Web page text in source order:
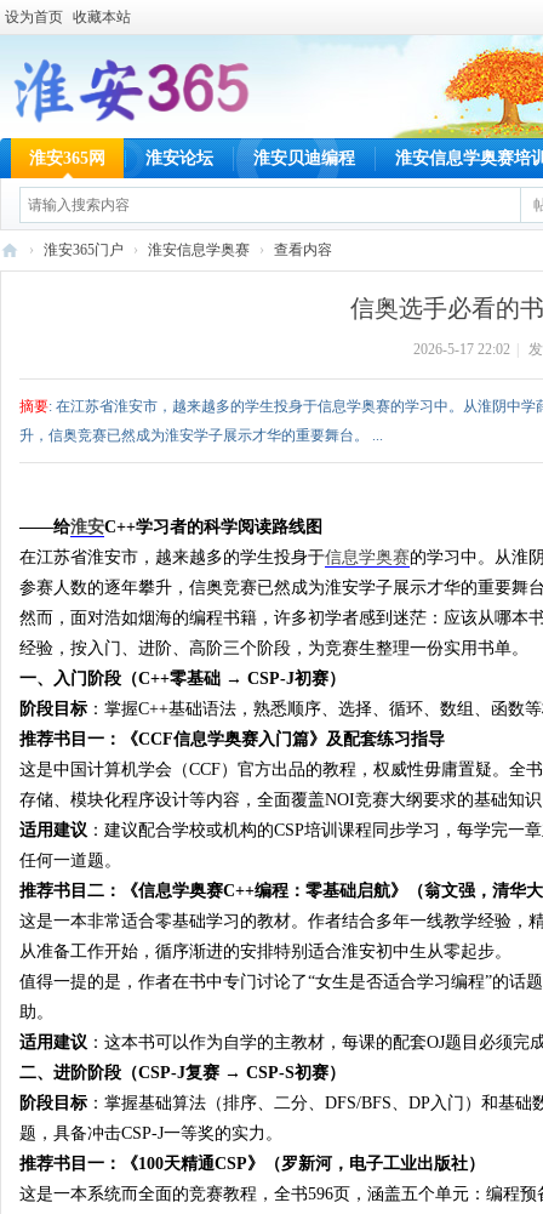
设为首页 收藏本站
淮安365网 淮安论坛 淮安贝迪编程 淮安信息学奥赛培
› 淮安365门户 › 淮安信息学奥赛 › 查看内容
信奥选手必看的
2026-5-17 22:02
摘要: 在江苏省淮安市，越来越多的学生投身于信息学奥赛的学习中。从淮阴中
升，信奥竞赛已然成为淮安学子展示才华的重要舞台。 ...
——给淮安C++学习者的科学阅读路线图
在江苏省淮安市，越来越多的学生投身于信息学奥赛的学习中。从淮
参赛人数的逐年攀升，信奥竞赛已然成为淮安学子展示才华的重要舞
然而，面对浩如烟海的编程书籍，许多初学者感到迷茫：应该从哪本
经验，按入门、进阶、高阶三个阶段，为竞赛生整理一份实用书单。
一、入门阶段（C++零基础 → CSP-J初赛）
阶段目标 ：掌握C++基础语法，熟悉顺序、选择、循环、数组、函数
推荐书目一：《CCF信息学奥赛入门篇》及配套练习指导
这是中国计算机学会（CCF）官方出品的教程，权威性毋庸置疑。全
存储、模块化程序设计等内容，全面覆盖NOI竞赛大纲要求的基础知识
适用建议 ：建议配合学校或机构的CSP培训课程同步学习，每学完
任何一道题。
推荐书目二：《信息学奥赛C++编程：零基础启航》（翁文强，清华
这是一本非常适合零基础学习的教材。作者结合多年一线教学经验，
从准备工作开始，循序渐进的安排特别适合淮安初中生从零起步。
值得一提的是，作者在书中专门讨论了“女生是否适合学习编程”的话
助。
适用建议 ：这本书可以作为自学的主教材，每课的配套OJ题目必须
二、进阶阶段（CSP-J复赛 → CSP-S初赛）
阶段目标 ：掌握基础算法（排序、二分、DFS/BFS、DP入门）和基
题，具备冲击CSP-J一等奖的实力。
推荐书目一：《100天精通CSP》（罗新河，电子工业出版社）
这是一本系统而全面的竞赛教程，全书596页，涵盖五个单元：编程